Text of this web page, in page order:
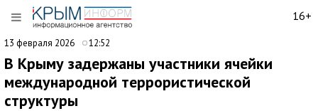
16+
13 февраля 2026 12:52
В Крыму задержаны участники ячейки
международной террористической
структуры